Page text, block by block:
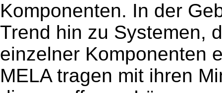
Komponenten. In der
Trend hin zu Systemen,
einzelner Komponenten
MELA tragen mit ihren